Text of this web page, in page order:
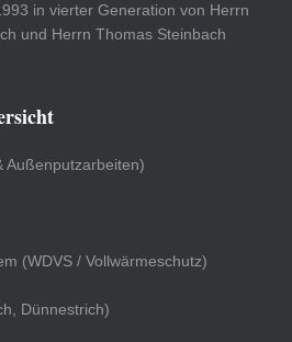
in vierter Generation von Herrn
und Herrn Thomas Steinbach
Außenputzarbeiten)
(WDVS / Vollwärmeschutz)
Dünnestrich)